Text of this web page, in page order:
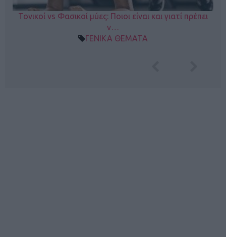
Τονικοί vs Φασικοί μύες: Ποιοι είναι και γιατί πρέπει
ν…
ΓΕΝΙΚΑ ΘΕΜΑΤΑ